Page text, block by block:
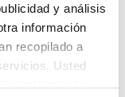
y análisis
información
recopilado a
Usted